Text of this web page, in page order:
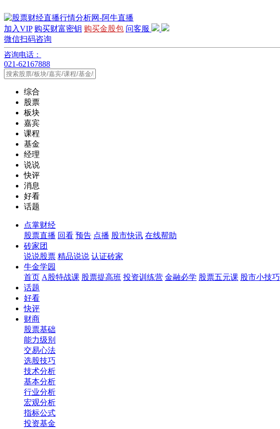
加入VIP 购买财富密钥 购买金股包 问客服
微信扫码咨询
咨询电话：
021-62167888
综合
股票
板块
嘉宾
课程
基金
经理
说说
快评
消息
好看
话题
点掌财经
股票直播 回看 预告 点播 股市快讯 在线帮助
砖家团
说说股票 精品说说 认证砖家
牛金学园
首页 A股特战课 股票提高班 投资训练营 金融必学 股票五元课 股市小技巧
话题
好看
快评
财商
股票基础
能力级别
交易心法
选股技巧
技术分析
基本分析
行业分析
宏观分析
指标公式
投资基金